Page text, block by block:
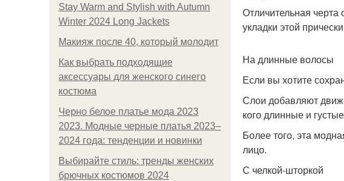
Stay Warm and Stylish with Autumn
Winter 2024 Long Jackets
Макияж после 40, который молодит
Как выбрать подходящие
аксессуары для женского синего
костюма
Черно белое платье мода 2023
2023. Модные черные платья 2023–
2024 года: тенденции и новинки
Выбирайте стиль: тренды женских
брючных костюмов 2024
Отличительная
укладки этой
На длинные волосы
Если вы хотите
Слои добавляют
кого длинные и
Более того, эта
лицо.
С челкой-шторкой